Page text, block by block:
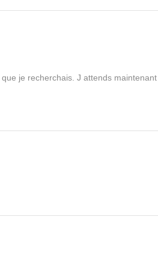
je recherchais. J attends